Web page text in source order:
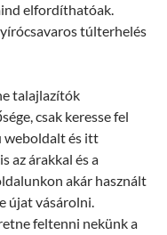
elfordíthatóak.
túlterhelés
talajlazítók
csak keresse fel
weboldalt és itt
az árakkal és a
akár használt
újat vásárolni.
feltenni nekünk a